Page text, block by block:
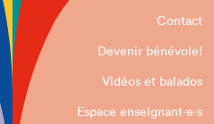
Contact
Devenir bénévole!
Vidéos et balados
Espace enseignant·e⋅s